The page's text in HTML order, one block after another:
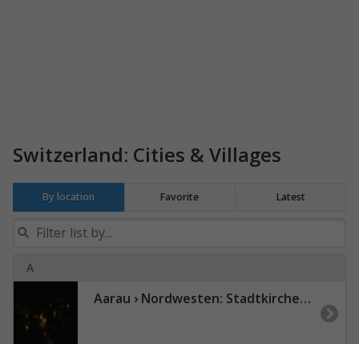
Switzerland: Cities & Villages
By location Favorite Latest
A
Aarau › Nordwesten: Stadtkirche Aarau